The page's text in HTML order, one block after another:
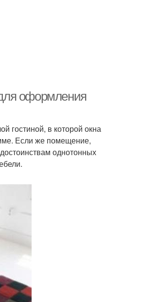
оформления
гостиной, в которой окна
Если же помещение,
однотонных